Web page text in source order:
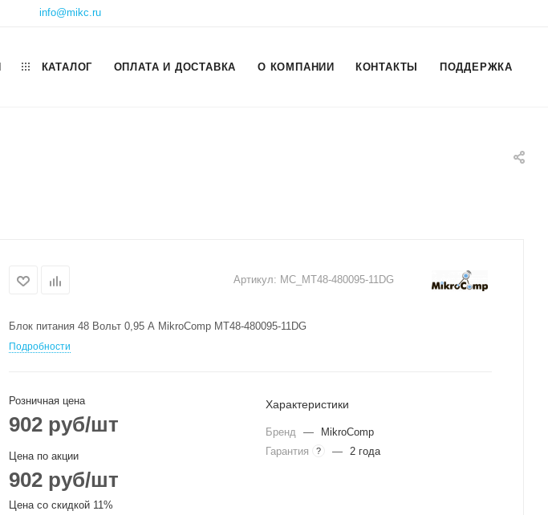
info@mikc.ru
КАТАЛОГ ОПЛАТА И ДОСТАВКА О КОМПАНИИ КОНТАКТЫ ПОДДЕРЖКА
Артикул: MC_MT48-480095-11DG
Блок питания 48 Вольт 0,95 А MikroComp MT48-480095-11DG
Подробности
Розничная цена
902 руб/шт
Цена по акции
902 руб/шт
Цена со скидкой 11%
Характеристики
Бренд —
MikroComp
Гарантия
? — 2 года